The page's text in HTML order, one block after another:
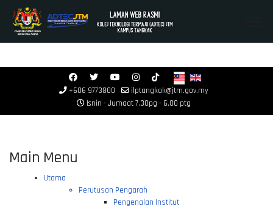
+606 9773800
ilptangkak@jtm.gov.my
Isnin - Jumaat 7.30pg - 6.00 ptg
Main Menu
Utama
Perutusan Pengarah
Pengenalan Institut
Menu